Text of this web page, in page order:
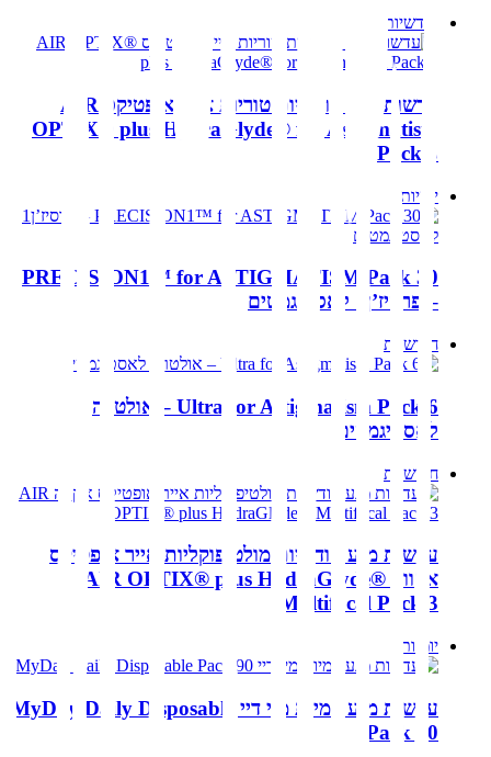
חודשיות
עדשות מגע חודשיות טוריות אייר אופטיקס AIR
OPTIX® plus HydraGlyde® for Astigmatism
Pack 3
יומיות
PRECISION1™ for ASTIGMATISM Pack 30
– פרסיז’ן1 לאסטיגמטים
חודשיות
Ultra for Astigmatism Pack 6 – אולטרה
לאסטיגמטים
חודשיות
עדשות מגע חודשיות מולטיפוקליות אייר אופטיקס
אקווה AIR OPTIX® plus HydraGlyde®
Multifocal Pack 3
יומיות
עדשות מגע יומיות מיי דיי MyDay Daily Disposable
Pack 90